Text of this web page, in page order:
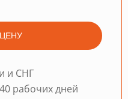
и СНГ
рабочих дней